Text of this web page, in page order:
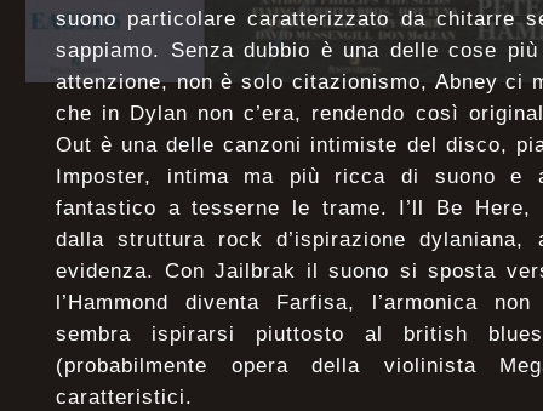
suono particolare caratterizzato da chitarre
sappiamo. Senza dubbio è una delle cose
attenzione, non è solo citazionismo, Abney ci
che in Dylan non c’era, rendendo così
Out è una delle canzoni intimiste del disco,
Imposter, intima ma più ricca di suono e
fantastico a tesserne le trame. I’ll Be
dalla struttura rock d’ispirazione
evidenza. Con Jailbrak il suono si sposta
l’Hammond diventa Farfisa, l’armonica
sembra ispirarsi piuttosto al british
(probabilmente opera della violinista
caratteristici.